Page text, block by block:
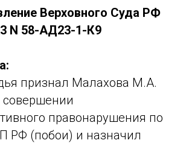
Верховного Суда РФ
N 58-АД23-1-К9
признал Малахова М.А.
правонарушения по
РФ (побои) и назначил